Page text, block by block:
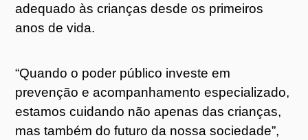
adequado às crianças desde os primeiros
anos de vida.
“Quando o poder público investe em
prevenção e acompanhamento especializado,
estamos cuidando não apenas das crianças,
mas também do futuro da nossa sociedade”,